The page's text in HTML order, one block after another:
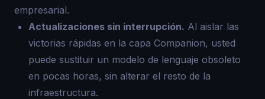
empresarial.
Actualizaciones sin interrupción. Al aislar las
victorias rápidas en la capa Companion, usted
puede sustituir un modelo de lenguaje obsoleto
en pocas horas, sin alterar el resto de la
infraestructura.